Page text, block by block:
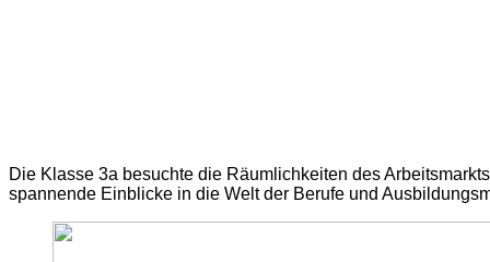
Die Klasse 3a besuchte die Räumlichkeiten des
spannende Einblicke in die Welt der Berufe und